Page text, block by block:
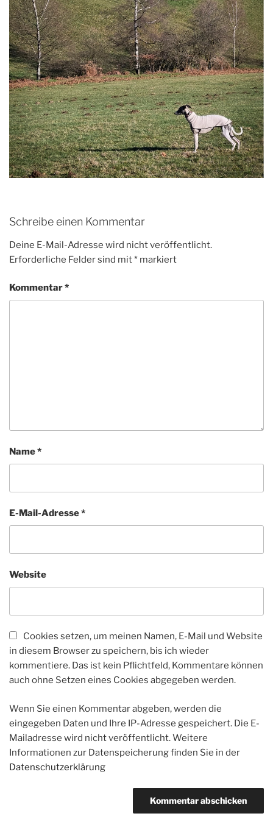
Schreibe einen Kommentar
Deine E-Mail-Adresse wird nicht veröffentlicht.
Erforderliche Felder sind mit* markiert
Kommentar*
Name*
E-Mail-Adresse*
Website
Cookies setzen, um meinen Namen, E-Mail und Website
in diesem Browser zu speichern, bis ich wieder
kommentiere. Das ist kein Pflichtfeld, Kommentare können
auch ohne Setzen eines Cookies abgegeben werden.
Wenn Sie einen Kommentar abgeben, werden die
eingegeben Daten und Ihre IP-Adresse gespeichert. Die E-
Mailadresse wird nicht veröffentlicht. Weitere
Informationen zur Datenspeicherung finden Sie in der
Datenschutzerklärung